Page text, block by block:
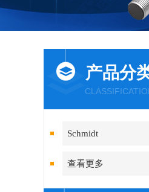
产品分
Schmidt
查看更多